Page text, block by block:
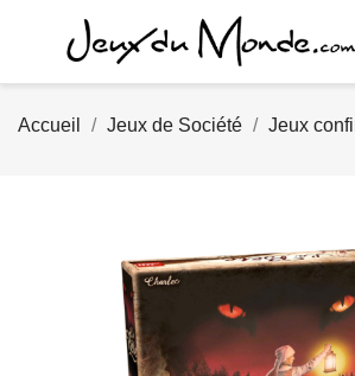
Accueil Jeux de Société Jeux